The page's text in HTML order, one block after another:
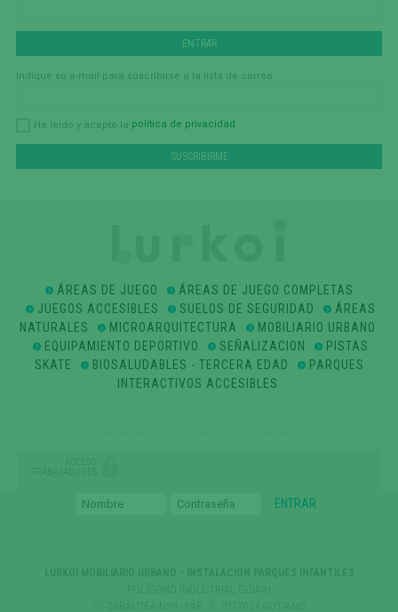
Indique su e-mail para suscribirse a la lista de correo
He leído y acepto la política de privacidad
ÁREAS DE JUEGO
ÁREAS DE JUEGO COMPLETAS
JUEGOS ACCESIBLES
SUELOS DE SEGURIDAD
ÁREAS
NATURALES
MICROARQUITECTURA
MOBILIARIO URBANO
EQUIPAMIENTO DEPORTIVO
SEÑALIZACION
PISTAS
SKATE
BIOSALUDABLES - TERCERA EDAD
PARQUES
INTERACTIVOS ACCESIBLES
ACCESO
TRABAJADORES